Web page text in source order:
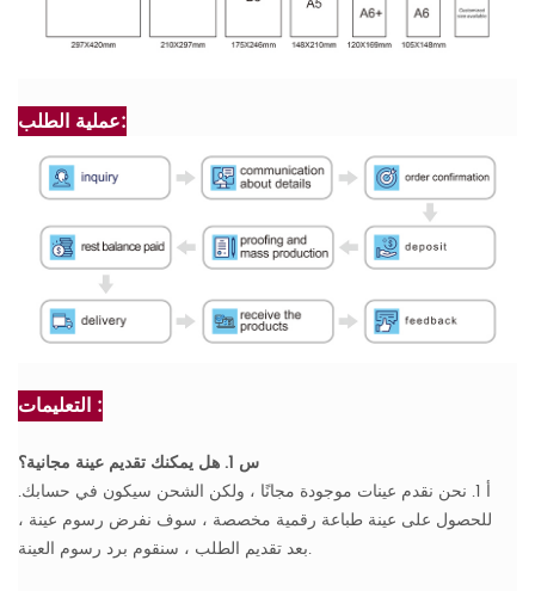
عملية الطلب:
التعليمات :
س 1. هل يمكنك تقديم عينة مجانية؟
أ 1. نحن نقدم عينات موجودة مجانًا ، ولكن الشحن سيكون في حسابك.
للحصول على عينة طباعة رقمية مخصصة ، سوف نفرض رسوم عينة ،
بعد تقديم الطلب ، سنقوم برد رسوم العينة.